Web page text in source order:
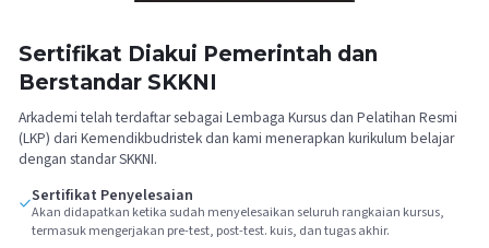
Sertifikat Diakui Pemerintah dan
Berstandar SKKNI
Arkademi telah terdaftar sebagai Lembaga Kursus dan Pelatihan Resmi
(LKP) dari Kemendikbudristek dan kami menerapkan kurikulum belajar
dengan standar SKKNI.
Sertifikat Penyelesaian
Akan didapatkan ketika sudah menyelesaikan seluruh rangkaian kursus,
termasuk mengerjakan pre-test, post-test. kuis, dan tugas akhir.